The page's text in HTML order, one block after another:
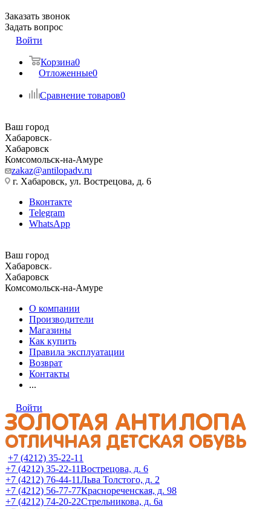
Заказать звонок
Задать вопрос
Войти
Корзина0
Отложенные0
Сравнение товаров0
Ваш город
Хабаровск
Хабаровск
Комсомольск-на-Амуре
zakaz@antilopadv.ru
г. Хабаровск, ул. Вострецова, д. 6
Вконтакте
Telegram
WhatsApp
Ваш город
Хабаровск
Хабаровск
Комсомольск-на-Амуре
О компании
Производители
Магазины
Как купить
Правила эксплуатации
Возврат
Контакты
...
Войти
+7 (4212) 35-22-11
+7 (4212) 35-22-11Вострецова, д. 6
+7 (4212) 76-44-11Льва Толстого, д. 2
+7 (4212) 56-77-77Краснореченская, д. 98
+7 (4212) 74-20-22Стрельникова, д. 6а